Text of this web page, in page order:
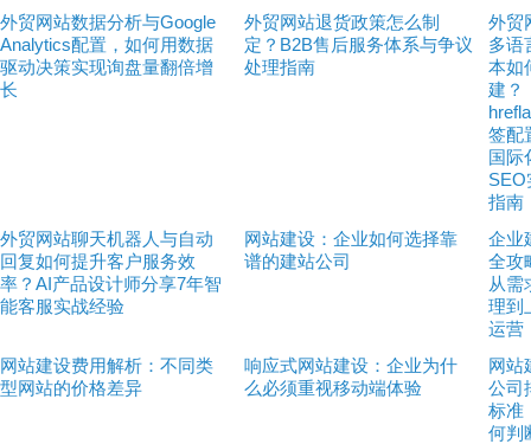
外贸网站数据分析与Google
Analytics配置，如何用数据
驱动决策实现询盘量翻倍增
长
外贸网站退货政策怎么制
定？B2B售后服务体系与争议
处理指南
外贸
多语
本如
建？
签配
国际
SEO
指南
外贸网站聊天机器人与自动
回复如何提升客户服务效
率？AI产品设计师分享7年智
能客服实战经验
网站建设：企业如何选择靠
谱的建站公司
企业
全攻
从需
理到
运营
网站建设费用解析：不同类
型网站的价格差异
响应式网站建设：企业为什
么必须重视移动端体验
网站
公司
标准
何判